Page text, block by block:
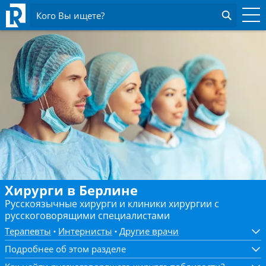
Кого Вы ищете?
Хирурги в Берлине
Русскоязычные хирурги и клиники хирургии с
русскоговорящими специалистами
Терапевты Интернисты
Другие врачи
Подробнее об этом разделе